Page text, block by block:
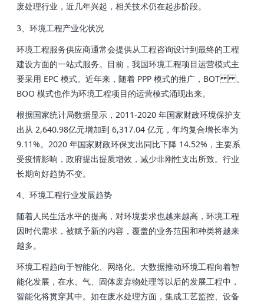
废处理行业 ，近几年兴起，相关技术仍在起步阶段。
3 、环境工程产业化状况
环境工程服务供应商通常会提供从工程咨询设计到最终的工程
建设方面的一站式服务 。目前，我国环境工程项目运营模式主
要采用 EPC 模式。近年来，随着 PPP 模式的推广 ，BOT 、
BOO 模式也作为环境工程项目的运营模式涌现出来。
根据国家统计局数据显示，2011-2020 年国家财政环境保护支
出从 2,640.98亿元增加到 6,317.04 亿元，年均复合增长率为
9.11%。2020 年国家财政环保支出同比下降 14.52%，主要系
受疫情影响，政府提出提质增效，减少非刚性支出所致 。行业
长期向好趋势不变。
4 、环境工程行业发展趋势
随着人民生活水平的提高 ，对环境要求也越来越高，环境工程
因时代需求，被赋予新的内容，覆盖的业务范围和种类将越来
越多。
环境工程趋向于智能化、网络化。大数据推动环境工程向着智
能化发展，在水 、气 、固体废弃物处理等以后的发展工程中，
智能化将贯穿其中 。如在废水处理方面 ，集成工艺监控、设备